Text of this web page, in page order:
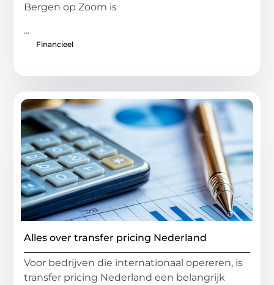
Bergen op Zoom is
...
Financieel
Alles over transfer pricing Nederland
Voor bedrijven die internationaal opereren, is
transfer pricing Nederland een belangrijk